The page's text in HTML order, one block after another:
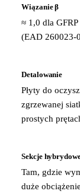
Wiązanie β
≈ 1,0 dla
(EAD 260023-
Detalowanie
Płyty do
zgrzewanej
prostych
Sekcje
Tam, gdzie
duże